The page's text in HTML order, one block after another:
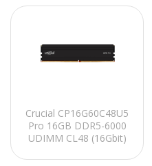
Crucial CP16G60C48U5
Pro 16GB DDR5-6000
UDIMM CL48 (16Gbit)